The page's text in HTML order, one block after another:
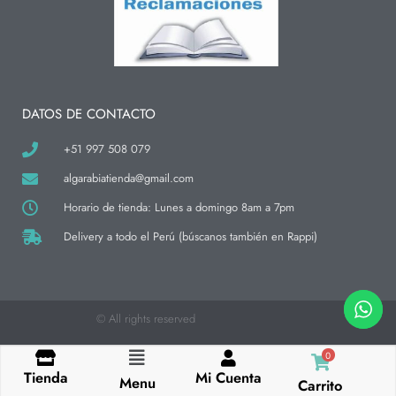
a
g
r
a
b
o
o
k
o
DATOS DE CONTACTO
+51 997 508 079
algarabiatienda@gmail.com
Horario de tienda: Lunes a domingo 8am a 7pm
Delivery a todo el Perú (búscanos también en Rappi)
© All rights reserved
Tienda
Flyout
Menu Mi Cuenta
0
Carrito